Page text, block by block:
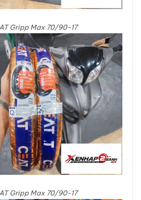
Gripp Max 70/90-17
Gripp Max 70/90-17